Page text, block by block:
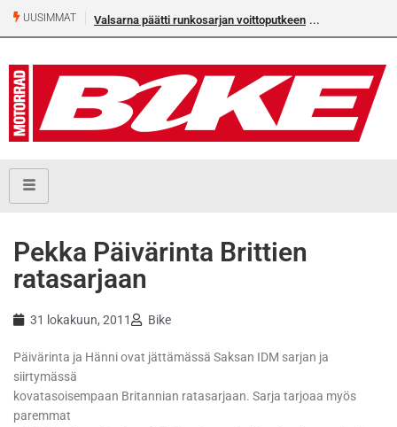
UUSIMMAT Valsarna päätti runkosarjan voittoputkeen
Pekka Päivärinta Brittien
ratasarjaan
31 lokakuun, 2011 Bike
Päivärinta ja Hänni ovat jättämässä Saksan IDM sarjan ja
siirtymässä
kovatasoisempaan Britannian ratasarjaan. Sarja tarjoaa myös
paremmat